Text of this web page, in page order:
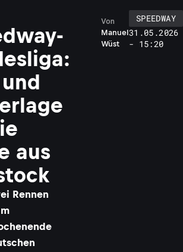
aus
Rennen
Manuel
Wüst
Von
SPEEDWAY
31.05.2026
- 15:20